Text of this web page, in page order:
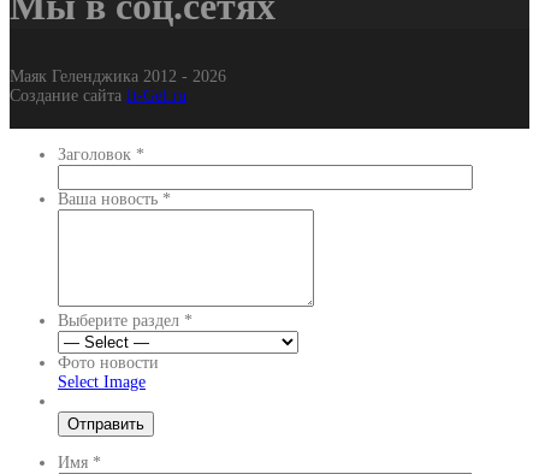
Маяк Геленджика 2012 - 2026
Создание сайта It-Gel.ru
Заголовок *
Ваша новость *
Выберите раздел *
Фото новости
Select Image
Имя *